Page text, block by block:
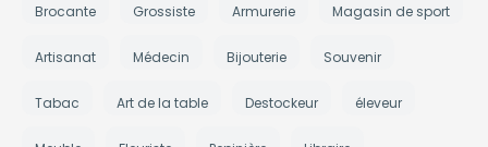
Brocante Grossiste Armurerie Magasin de sport
Artisanat Médecin Bijouterie Souvenir
Tabac Art de la table Destockeur éleveur